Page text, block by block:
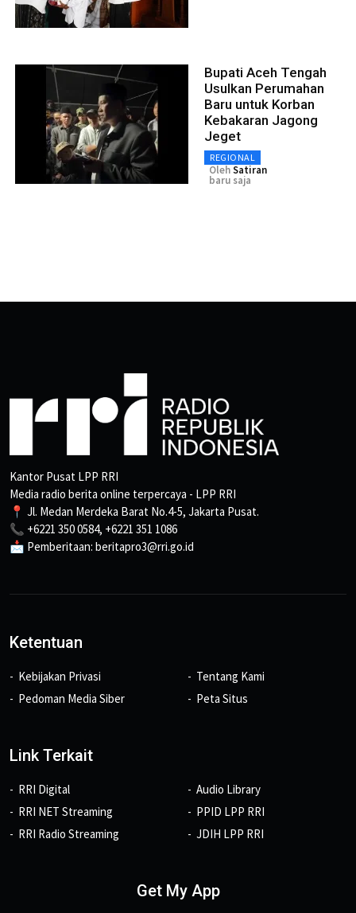
Bupati Aceh Tengah
Usulkan Perumahan
Baru untuk Korban
Kebakaran Jagong
Jeget
REGIONAL
OlehSatiran
baru saja
Kantor Pusat LPP RRI
Media radio berita online terpercaya - LPP RRI
📍 Jl. Medan Merdeka Barat No.4-5, Jakarta Pusat.
📞 +6221 350 0584, +6221 351 1086
📩 Pemberitaan: beritapro3@rri.go.id
Ketentuan
Kebijakan Privasi
Pedoman Media Siber
Tentang Kami
Peta Situs
Link Terkait
RRI Digital
RRI NET Streaming
RRI Radio Streaming
Audio Library
PPID LPP RRI
JDIH LPP RRI
Get My App